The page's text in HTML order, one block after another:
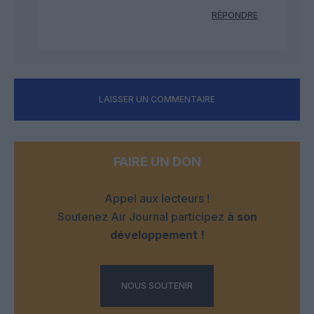
RÉPONDRE
LAISSER UN COMMENTAIRE
FAIRE UN DON
Appel aux lecteurs !
Soutenez Air Journal participez à son
développement !
NOUS SOUTENIR